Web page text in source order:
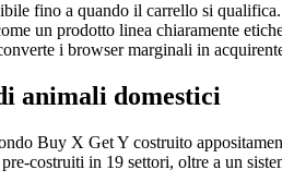
fino a quando il carrello si
un prodotto linea chiaramente
i browser marginali in
animali domestici
Buy X Get Y costruito
costruiti in 19 settori, oltre a un